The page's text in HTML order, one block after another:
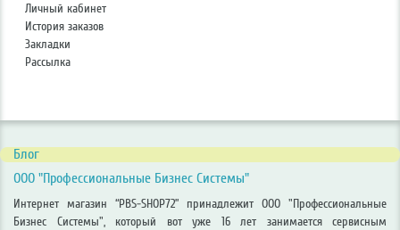
Личный кабинет
История заказов
Закладки
Рассылка
Блог
ООО "Профессиональные Бизнес Системы"
Интернет магазин “PBS-SHOP72” принадлежит ООО "Профессиональные
Бизнес Системы", который вот уже 16 лет занимается сервисным